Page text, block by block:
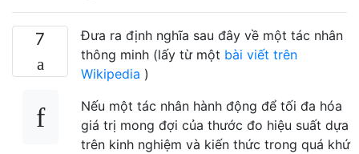
7
Đưa ra định nghĩa sau đây về một tác nhân
thông minh (lấy từ một bài viết trên
Wikipedia )
Nếu một tác nhân hành động để tối đa hóa
giá trị mong đợi của thước đo hiệu suất dựa
trên kinh nghiệm và kiến ​​thức trong quá khứ